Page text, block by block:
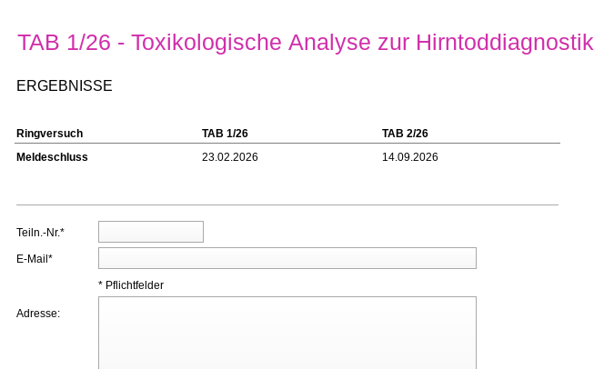
TAB 1/26 - Toxikologische Analyse zur Hirntoddiagnostik
ERGEBNISSE
Ringversuch TAB 1/26
TAB 2/26
Meldeschluss
23.02.2026 14.09.2026
Teiln.-Nr.*
E-Mail*
* Pflichtfelder
Adresse: